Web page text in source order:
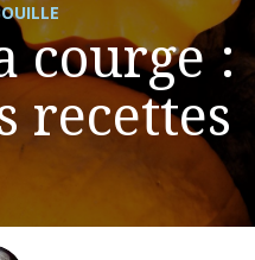
courge :
recettes